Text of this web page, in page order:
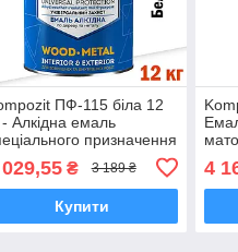
ПФ-115 біла 12
- Алкідна емаль
призначення
₴ 3 189 ₴
Купити
4